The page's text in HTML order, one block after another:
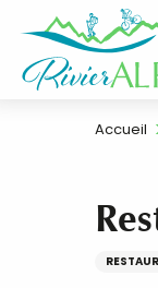
contenu
principal
Accueil